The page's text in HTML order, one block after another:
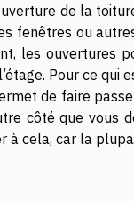
de la
fenêtres ou
les ouvertures
Pour ce qui
de faire
côté que vous
à cela, car la